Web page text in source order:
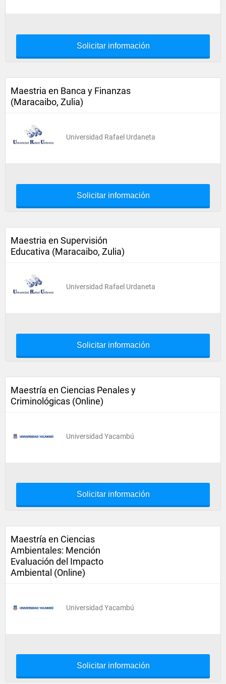
Solicitar información
Maestria en Banca y Finanzas
(Maracaibo, Zulia)
Universidad Rafael Urdaneta
Solicitar información
Maestria en Supervisión
Educativa (Maracaibo, Zulia)
Universidad Rafael Urdaneta
Solicitar información
Maestría en Ciencias Penales y
Criminológicas (Online)
Universidad Yacambú
Solicitar información
Maestría en Ciencias
Ambientales: Mención
Evaluación del Impacto
Ambiental (Online)
Universidad Yacambú
Solicitar información